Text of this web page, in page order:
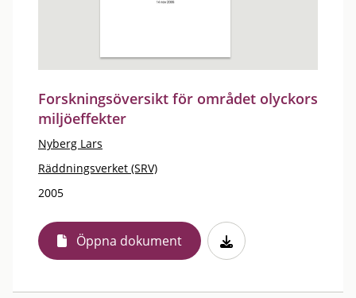
Forskningsöversikt för området olyckors
miljöeffekter
Nyberg Lars
Räddningsverket (SRV)
2005
Öppna dokument